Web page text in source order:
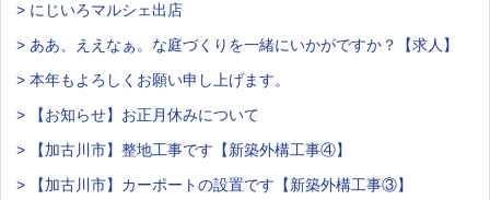
> にじいろマルシェ出店
> ああ、ええなぁ。な庭づくりを一緒にいかがですか？【求人】
> 本年もよろしくお願い申し上げます。
> 【お知らせ】お正月休みについて
> 【加古川市】整地工事です【新築外構工事④】
> 【加古川市】カーポートの設置です【新築外構工事③】